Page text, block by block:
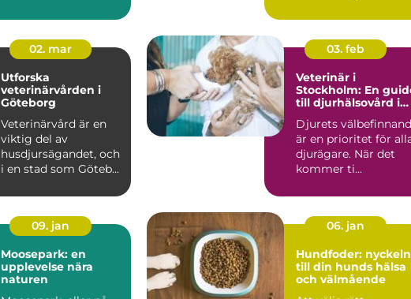
02. mar
Utforska
veterinärvården i
Göteborg
Veterinärvård är en
viktig del av
husdjursägandet, och
i en stad som Göteb...
03. feb
Veterinär i
Stockholm: En
till djurhälsovård i
Djurets
är en prioritet för
djurägare. När det
kommer ti...
09. jan
Moosepark: en
upplevelse nära
naturen
06. jan
Hundfoder: nyckeln
till din hunds hälsa
och välmående